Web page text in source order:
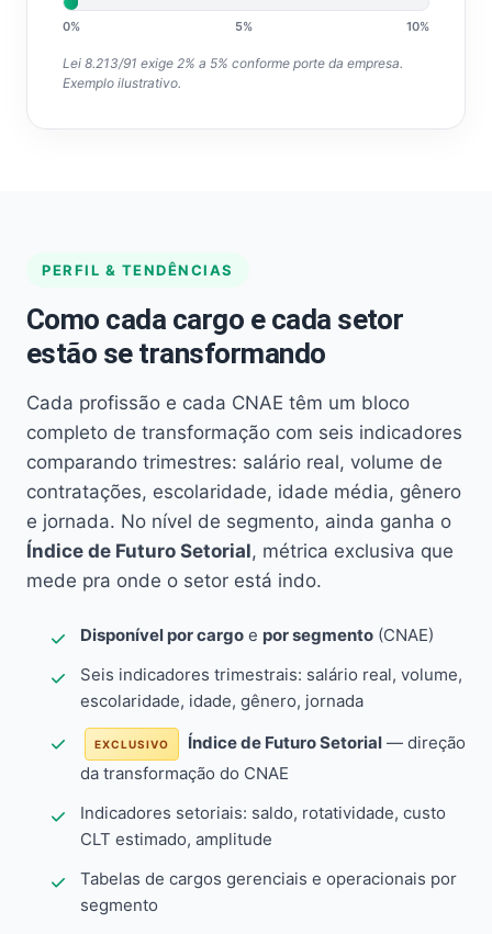
0% 5% 10%
Lei 8.213/91 exige 2% a 5% conforme porte da empresa.
Exemplo ilustrativo.
PERFIL & TENDÊNCIAS
Como cada cargo e cada setor
estão se transformando
Cada profissão e cada CNAE têm um bloco
completo de transformação com seis indicadores
comparando trimestres: salário real, volume de
contratações, escolaridade, idade média, gênero
e jornada. No nível de segmento, ainda ganha o
Índice de Futuro Setorial, métrica exclusiva que
mede pra onde o setor está indo.
Disponível por cargo e por segmento (CNAE)
Seis indicadores trimestrais: salário real, volume,
escolaridade, idade, gênero, jornada
EXCLUSIVO Índice de Futuro Setorial — direção
da transformação do CNAE
Indicadores setoriais: saldo, rotatividade, custo
CLT estimado, amplitude
Tabelas de cargos gerenciais e operacionais por
segmento